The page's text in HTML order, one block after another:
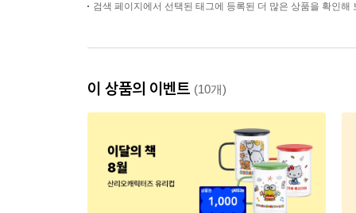
검색 페이지에서 선택된 태그에 등록된 더 많은 상품을 확인해
이 상품의 이벤트 (10개)